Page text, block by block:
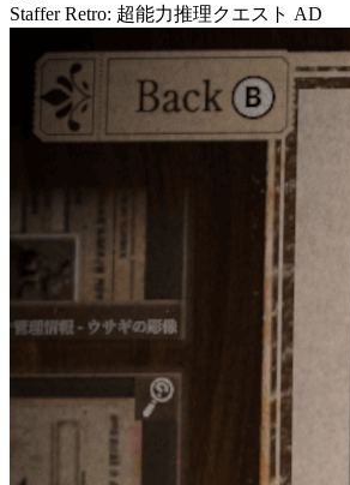
Staffer Retro: 超能力推理クエスト AD